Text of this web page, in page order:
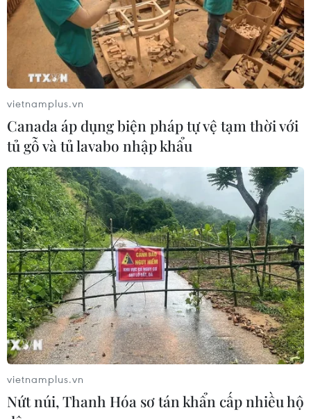
đấu với Ceres Negros
20/06/2019 09:13
Các thành viên Hà Nội FC đã bị mắc kẹt ở Philippines
sau trận hòa Ceres Negros 1-1 ở bán kết lượt đi AFC Cup
khu vực Đông Nam Á vì chuyến bay từ Bacolod về
Manila bị hoãn.
Chân sút chủ lực của Hà Nội FC nghỉ thi
đấu hết mùa giải
vietnamplus.vn
Canada áp dụng biện pháp tự vệ tạm thời với
tủ gỗ và tủ lavabo nhập khẩu
vietnamplus.vn
Nứt núi, Thanh Hóa sơ tán khẩn cấp nhiều hộ